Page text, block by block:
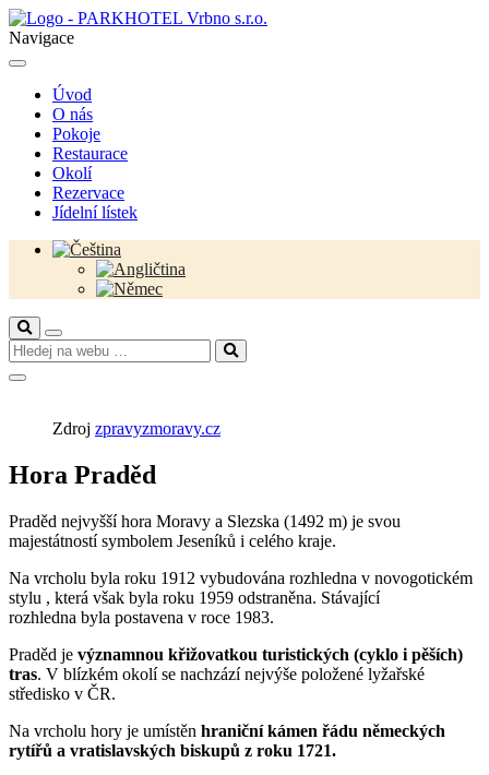
Navigace
Úvod
O nás
Pokoje
Restaurace
Okolí
Rezervace
Jídelní lístek
Zdroj zpravyzmoravy.cz
Hora Praděd
Praděd nejvyšší hora Moravy a Slezska (1492 m) je svou
majestátností symbolem Jeseníků i celého kraje.
Na vrcholu byla roku 1912 vybudována rozhledna v novogotickém
stylu , která však byla roku 1959 odstraněna. Stávající
rozhledna byla postavena v roce 1983.
Praděd je významnou křižovatkou turistických (cyklo i pěších)
tras. V blízkém okolí se nachzází nejvýše položené lyžařské
středisko v ČR.
Na vrcholu hory je umístěn hraniční kámen řádu německých
rytířů a vratislavských biskupů z roku 1721.